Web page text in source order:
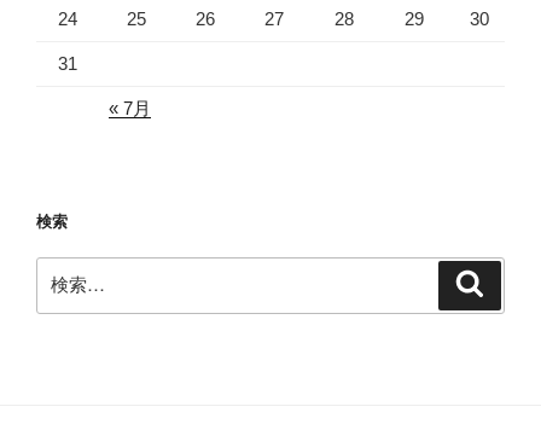
24 25 26 27 28 29 30
31
« 7月
検索
索: